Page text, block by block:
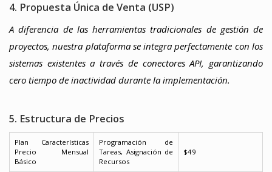
4. Propuesta Única de Venta (USP)
A diferencia de las herramientas tradicionales de gestión de
proyectos, nuestra plataforma se integra perfectamente con los
sistemas existentes a través de conectores API, garantizando
cero tiempo de inactividad durante la implementación.
5. Estructura de Precios
Plan Características
Precio Mensual
Básico
Programación de
Tareas, Asignación de
Recursos
$49